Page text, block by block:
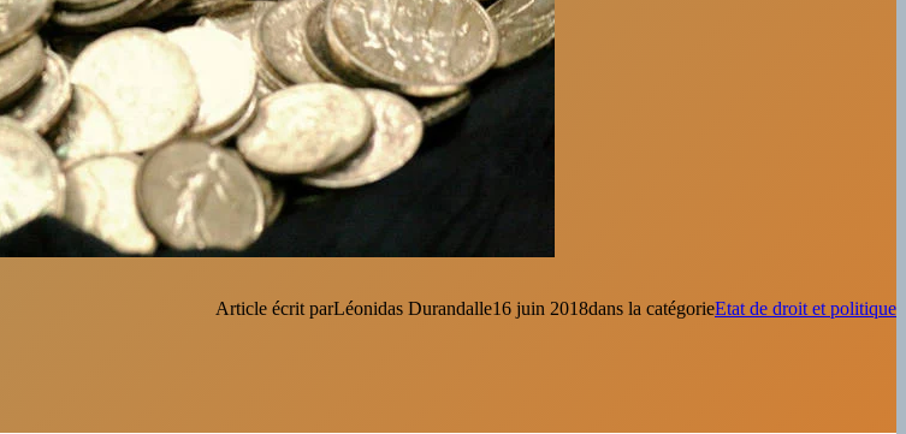
Article écrit parLéonidas Durandalle16 juin 2018dans la catégorieEtat de droit et politique